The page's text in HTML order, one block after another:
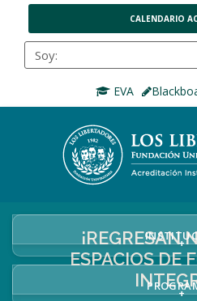
CALENDARIO
EVA
+
+
¡REGRESAN
ESPACIOS DE